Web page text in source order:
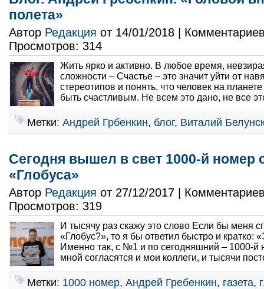
полета»
Автор Редакция от 14/01/2018 |
Просмотров: 314
Жить ярко и активно. В любое время,
сложности – Счастье – это значит уйти от
стереотипов и понять, что человек на
быть счастливым. Не всем это дано, не все
Метки: Андрей Грбенкин, блог, Виталий
Сегодня вышел в свет 1000-й номер
«Глобуса»
Автор Редакция от 27/12/2017 |
Просмотров: 319
И тысячу раз скажу это слово Если бы меня
«Глобус?», то я бы ответил быстро и кратко:
Именно так, с №1 и по сегодняшний – 1000-й
мной согласятся и мои коллеги, и тысячи
Метки: 1000 номер, Андрей Гребенкин, газета,